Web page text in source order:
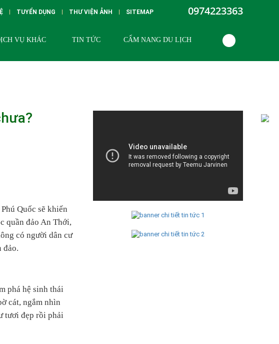
0974223363
TUYỂN DỤNG THƯ VIỆN ẢNH SITEMAP
VỤ KHÁC TIN TỨC CẨM NANG DU LỊCH
Quốc sẽ khiến
quần đảo An Thới,
có người dân cư
đảo.
phá hệ sinh thái
cát, ngắm nhìn
tươi đẹp rồi phải